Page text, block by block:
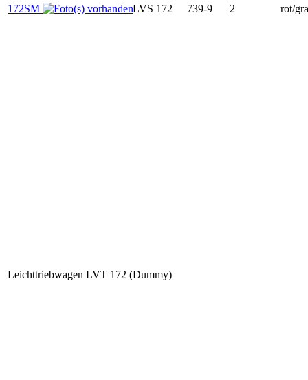
172SM LVS 172 739-9 2 rot/
Leichttriebwagen LVT 172 (Dummy)